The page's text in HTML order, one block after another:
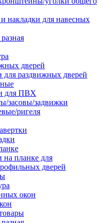
накладки для навесных
дверей
для раздвижных дверей
для ПВХ
засовы/задвижки
ригеля
на планке для
дверей
окон